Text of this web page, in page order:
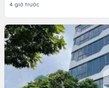
4 giờ trước